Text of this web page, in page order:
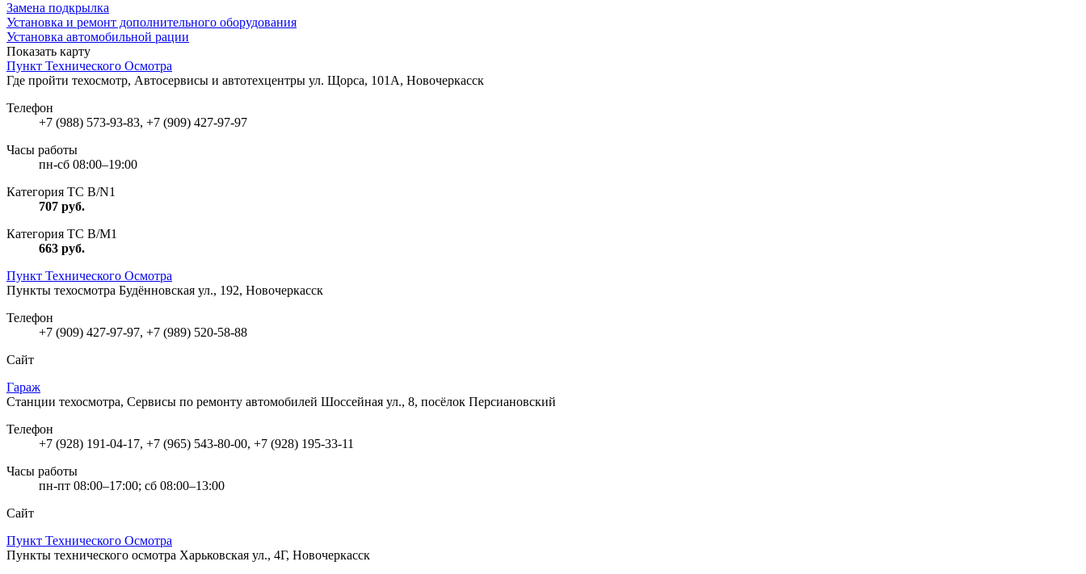
Замена подкрылка
Установка и ремонт дополнительного оборудования
Установка автомобильной рации
Показать карту
Пункт Технического Осмотра
Где пройти техосмотр, Автосервисы и автотехцентры ул. Щорса, 101А, Новочеркасск
Телефон
+7 (988) 573-93-83, +7 (909) 427-97-97
Часы работы
пн-сб 08:00–19:00
Категория ТС В/N1
707 руб.
Категория ТС В/М1
663 руб.
Пункт Технического Осмотра
Пункты техосмотра Будённовская ул., 192, Новочеркасск
Телефон
+7 (909) 427-97-97, +7 (989) 520-58-88
Сайт
Гараж
Станции техосмотра, Сервисы по ремонту автомобилей Шоссейная ул., 8, посёлок Персиановский
Телефон
+7 (928) 191-04-17, +7 (965) 543-80-00, +7 (928) 195-33-11
Часы работы
пн-пт 08:00–17:00; сб 08:00–13:00
Сайт
Пункт Технического Осмотра
Пункты технического осмотра Харьковская ул., 4Г, Новочеркасск